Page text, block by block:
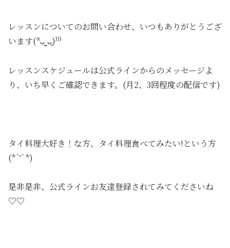
レッスンについてのお問い合わせ、いつもありがとうござ
います(*ᴗ͈ˬᴗ͈)⁾⁾⁾
レッスンスケジュールは公式ラインからのメッセージよ
り、いち早くご確認できます。(月2、3回程度の配信です)
タイ料理大好き！な方、タイ料理食べてみたい!という方
(*´˘`*)
是非是非、公式ラインお友達登録されてみてくださいね
♡♡